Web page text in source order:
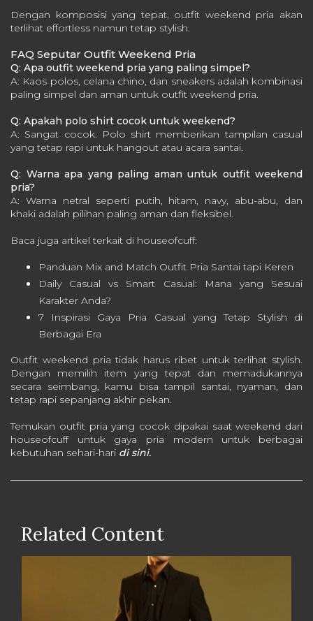
Dengan komposisi yang tepat, outfit weekend pria akan
terlihat effortless namun tetap stylish.
FAQ Seputar Outfit Weekend Pria
Q: Apa outfit weekend pria yang paling simpel?
A: Kaos polos, celana chino, dan sneakers adalah kombinasi
paling simpel dan aman untuk outfit weekend pria.
Q: Apakah polo shirt cocok untuk weekend?
A: Sangat cocok. Polo shirt memberikan tampilan casual
yang tetap rapi untuk hangout atau acara santai.
Q: Warna apa yang paling aman untuk outfit weekend
pria?
A: Warna netral seperti putih, hitam, navy, abu-abu, dan
khaki adalah pilihan paling aman dan fleksibel.
Baca juga artikel terkait di houseofcuff:
Panduan Mix and Match Outfit Pria Santai tapi Keren
Daily Casual vs Smart Casual: Mana yang Sesuai
Karakter Anda?
7 Inspirasi Gaya Pria Casual yang Tetap Stylish di
Berbagai Era
Outfit weekend pria tidak harus ribet untuk terlihat stylish.
Dengan memilih item yang tepat dan memadukannya
secara seimbang, kamu bisa tampil santai, nyaman, dan
tetap rapi sepanjang akhir pekan.
Temukan outfit pria yang cocok dipakai saat weekend dari
houseofcuff untuk gaya pria modern untuk berbagai
kebutuhan sehari-hari di sini.
Related Content